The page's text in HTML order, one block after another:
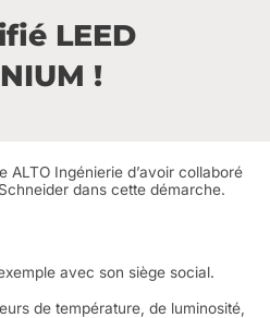
LEED
!
ALTO Ingénierie d’avoir collaboré
dans cette démarche.
avec son siège social.
de température, de luminosité,